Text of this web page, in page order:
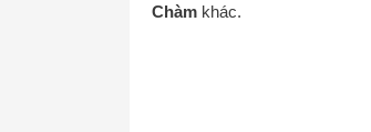
Chàm khác.